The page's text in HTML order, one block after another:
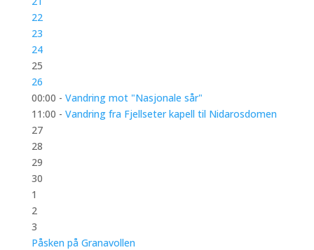
22
23
24
25
26
00:00 - Vandring mot "Nasjonale sår"
11:00 - Vandring fra Fjellseter kapell til Nidarosdomen
27
28
29
30
1
2
3
Påsken på Granavollen